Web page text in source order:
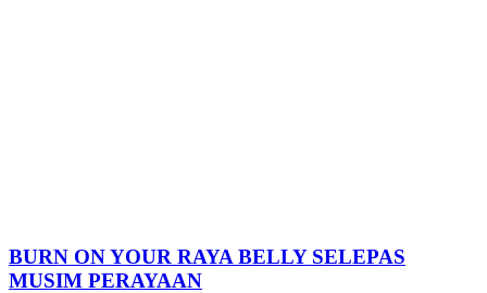
BURN ON YOUR RAYA BELLY SELEPAS
MUSIM PERAYAAN